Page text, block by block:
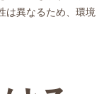
は異なるため、環境